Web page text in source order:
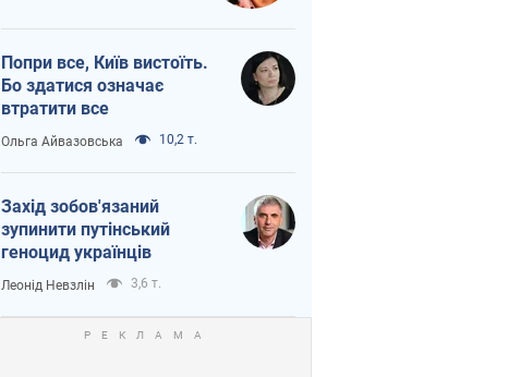
Попри все, Київ вистоїть.
Бо здатися означає
втратити все
Ольга Айвазовська 10,2 т.
Захід зобов'язаний
зупинити путінський
геноцид українців
Леонід Невзлін 3,6 т.